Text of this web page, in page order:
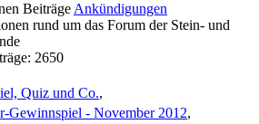
Ankündigungen
rund um das Forum der Stein- und
: 2650
Quiz und Co.,
Gewinnspiel - November 2012,